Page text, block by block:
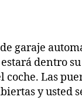
garaje
dentro
coche. Las
y usted